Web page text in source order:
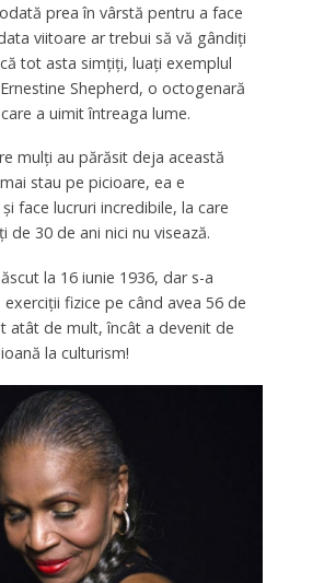
prea în vârstă pentru a face
viitoare ar trebui să vă gândiţi
tot asta simţiţi, luaţi exemplul
Shepherd, o octogenară
a uimit întreaga lume.
mulţi au părăsit deja această
stau pe picioare, ea e
face lucruri incredibile, la care
de 30 de ani nici nu visează.
la 16 iunie 1936, dar s-a
fizice pe când avea 56 de
atât de mult, încât a devenit de
la culturism!